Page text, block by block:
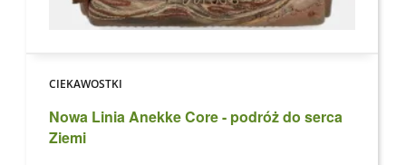
CIEKAWOSTKI
Nowa Linia Anekke Core - podróż do serca
Ziemi